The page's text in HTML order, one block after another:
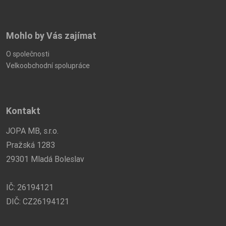
Mohlo by Vás zajímat
O společnosti
Velkoobchodní spolupráce
Kontakt
JOPA MB, s.r.o.
Pražská 1283
29301 Mladá Boleslav
IČ: 26194121
DIČ: CZ26194121